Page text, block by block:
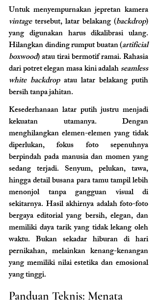
vintage tersebut, latar belakang (backdrop)
yang digunakan harus dikalibrasi ulang.
Hilangkan dinding rumput buatan (artificial
boxwood) atau tirai bermotif ramai. Rahasia
dari potret elegan masa kini adalah seamless
white backdrop atau latar belakang putih
bersih tanpa jahitan.
Kesederhanaan latar putih justru menjadi
kekuatan utamanya. Dengan
menghilangkan elemen-elemen yang tidak
diperlukan, fokus foto sepenuhnya
berpindah pada manusia dan momen yang
sedang terjadi. Senyum, pelukan, tawa,
hingga detail busana para tamu tampil lebih
menonjol tanpa gangguan visual di
sekitarnya. Hasil akhirnya adalah foto-foto
bergaya editorial yang bersih, elegan, dan
memiliki daya tarik yang tidak lekang oleh
waktu. Bukan sekadar hiburan di hari
pernikahan, melainkan kenang-kenangan
yang memiliki nilai estetika dan emosional
yang tinggi.
Panduan Teknis: Menata